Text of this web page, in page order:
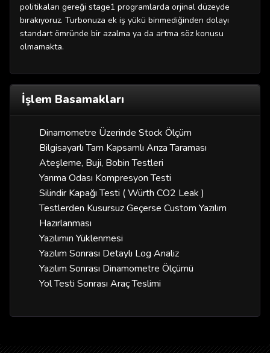
politikaları gereği stage1 programlarda orjinal düzeyde
bırakıyoruz. Turbonuza ek iş yükü binmediğinden dolayı
standart ömründe bir azalma ya da artma söz konusu
olmamakta.
İşlem Basamakları
Dinamometre Üzerinde Stock Ölçüm
Bilgisayarlı Tam Kapsamlı Arıza Taraması
Ateşleme, Buji, Bobin Testleri
Yanma Odası Kompresyon Testi
Silindir Kapağı Testi ( Würth CO2 Leak )
Testlerden Kusursuz Geçerse Custom Yazılım
Hazırlanması
Yazılımın Yüklenmesi
Yazılım Sonrası Detaylı Log Analiz
Yazılım Sonrası Dinamometre Ölçümü
Yol Testi Sonrası Araç Teslimi